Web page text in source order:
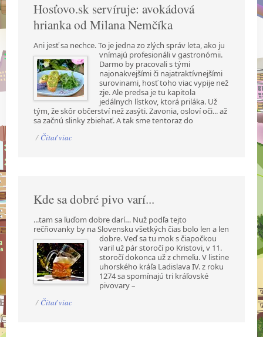
Hosťovo.sk servíruje: avokádová
hrianka od Milana Nemčíka
Ani jesť sa nechce. To je jedna zo zlých správ leta, ako ju
vnímajú profesionáli v gastronómii.
Darmo by pracovali s tými
najonakvejšími či najatraktívnejšími
surovinami, hosť toho viac vypije než
zje. Ale predsa je tu kapitola
jedálnych lístkov, ktorá priláka. Už
tým, že skôr občerství než zasýti. Zavonia, osloví oči... až
sa začnú slinky zbiehať. A tak sme tentoraz do
/ Čítať viac
Kde sa dobré pivo varí...
...tam sa ľuďom dobre darí… Nuž podľa tejto
rečňovanky by na Slovensku všetkých čias bolo len a len
dobre. Veď sa tu mok s čiapočkou
varil už pár storočí po Kristovi, v 11.
storočí dokonca už z chmeľu. V listine
uhorského kráľa Ladislava IV. z roku
1274 sa spomínajú tri kráľovské
pivovary –
/ Čítať viac